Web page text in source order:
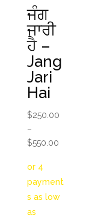
ਜੰਗ
ਜਾਰੀ
ਹੈ –
Jang
Jari
Hai
$250.00
–
$550.00Price
through
$550.00